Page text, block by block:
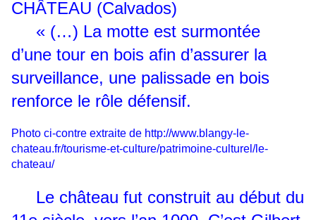
« (…) La motte est surmontée
d’une tour en bois afin d’assurer la
surveillance, une palissade en bois
renforce le rôle défensif.
Photo ci-contre extraite de http://www.blangy-le-
chateau.fr/tourisme-et-culture/patrimoine-culturel/le-
chateau/
Le château fut construit au début du